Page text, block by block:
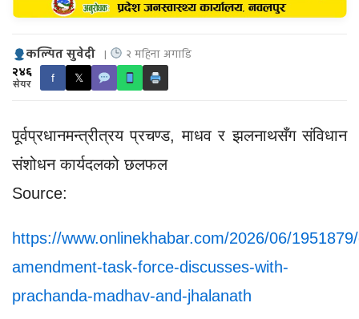
कल्पित सुवेदी | २ महिना अगाडि
२४६
सेयर
f 𝕏
पूर्वप्रधानमन्त्रीत्रय प्रचण्ड, माधव र झलनाथसँग संविधान
संशोधन कार्यदलको छलफल
Source:
https://www.onlinekhabar.com/2026/06/
amendment-task-force-discusses-with-
prachanda-madhav-and-jhalanath